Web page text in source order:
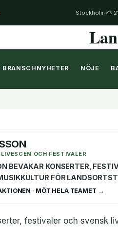
Stockholm ⛅
BRANSCHNYHETER NÖJE
OCH FESTIVALER
BEVAKAR KONSERTER,
FÖR
· MÖT HELA TEAMET →
festivaler och svensk